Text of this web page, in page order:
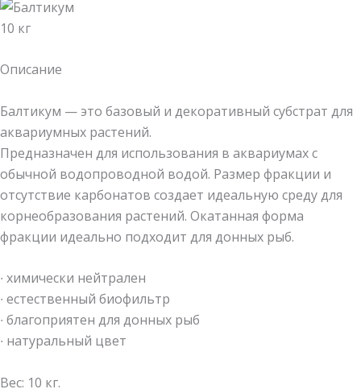
10 кг
Описание
Балтикум — это базовый и декоративный субстрат для
аквариумных растений.
Предназначен для использования в аквариумах с
обычной водопроводной водой. Размер фракции и
отсутствие карбонатов создает идеальную среду для
корнеобразования растений. Окатанная форма
фракции идеально подходит для донных рыб.
∙ химически нейтрален
∙ естественный биофильтр
∙ благоприятен для донных рыб
∙ натуральный цвет
Вес: 10 кг.